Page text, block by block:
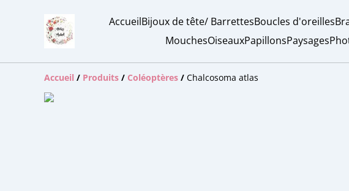
AccueilBijoux de tête/ BarrettesBoucles d'oreilles
MouchesOiseauxPapillonsPaysages
Accueil / Produits / Coléoptères / Chalcosoma atlas